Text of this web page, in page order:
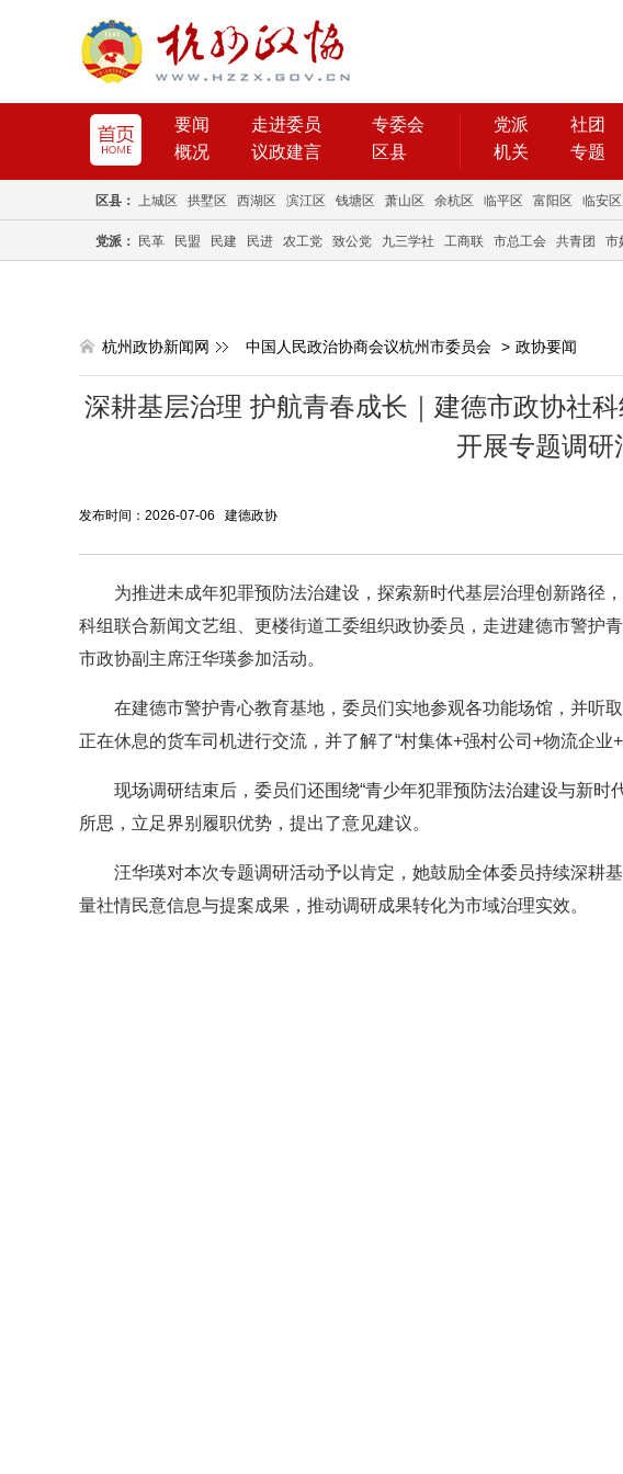
要闻 走进委员
专委会
概况
议政建言 区县
党派 社团
机关
专题
区县： 上城区 拱墅区 西湖区 滨江区 钱塘区 萧山区 余杭区 临平区 富阳区 临安区
党派： 民革 民盟 民建 民进 农工党 致公党 九三学社 工商联 市总工会 共青团 市
杭州政协新闻网 中国人民政治协商会议杭州市委员会 > 政协要闻
深耕基层治理 护航青春成长｜建德市政协社
开展专题调研
发布时间：2026-07-06 建德政协
为推进未成年犯罪预防法治建设，探索新时代基层治理创新路径
科组联合新闻文艺组、更楼街道工委组织政协委员，走进建德市警护
市政协副主席汪华瑛参加活动。
在建德市警护青心教育基地，委员们实地参观各功能场馆，并听
正在休息的货车司机进行交流，并了解了“村集体+强村公司+物流企业+
现场调研结束后，委员们还围绕“青少年犯罪预防法治建设与新
所思，立足界别履职优势，提出了意见建议。
汪华瑛对本次专题调研活动予以肯定，她鼓励全体委员持续深耕
量社情民意信息与提案成果，推动调研成果转化为市域治理实效。